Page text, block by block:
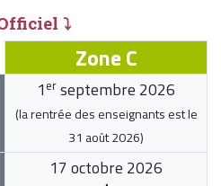
⤵
Zone C
1 er septembre 2026
(la rentrée des enseignants est le
31 août 2026)
17 octobre 2026